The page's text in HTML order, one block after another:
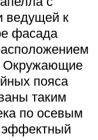
ведущей к
фасада
Окружающие
пояса
таким
по осевым
эффектный